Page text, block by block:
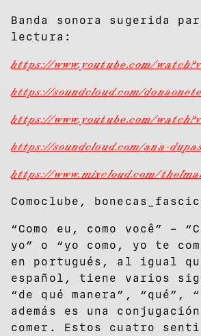
Banda sonora sugerida
lectura:
https://www.youtube.com/
https://soundcloud.com/
https://www.youtube.com/
https://soundcloud.com/ana-
https://www.mixcloud.com/
Comoclube,
“Como eu, como você” –
yo” o “yo como, yo te
en portugués, al igual
español, tiene varios
“de qué manera”, “qué”,
además es una
comer. Estos cuatro